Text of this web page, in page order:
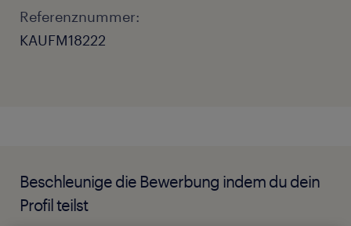
Referenznummer:
KAUFM18222
Beschleunige die Bewerbung indem du dein
Profil teilst